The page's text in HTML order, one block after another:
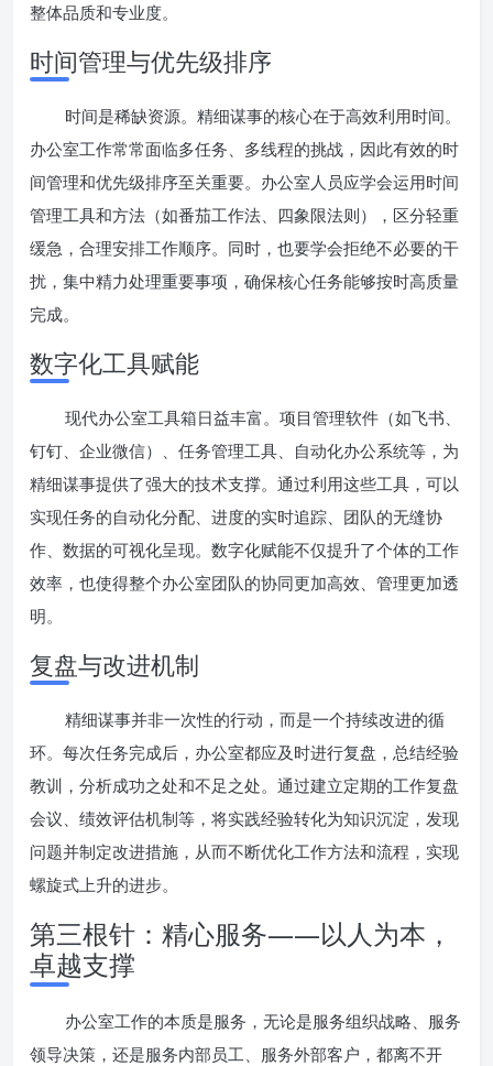
整体品质和专业度。
时间管理与优先级排序
时间是稀缺资源。精细谋事的核心在于高效利用时间。
办公室工作常常面临多任务、多线程的挑战，因此有效的时
间管理和优先级排序至关重要。办公室人员应学会运用时间
管理工具和方法（如番茄工作法、四象限法则），区分轻重
缓急，合理安排工作顺序。同时，也要学会拒绝不必要的干
扰，集中精力处理重要事项，确保核心任务能够按时高质量
完成。
数字化工具赋能
现代办公室工具箱日益丰富。项目管理软件（如飞书、
钉钉、企业微信）、任务管理工具、自动化办公系统等，为
精细谋事提供了强大的技术支撑。通过利用这些工具，可以
实现任务的自动化分配、进度的实时追踪、团队的无缝协
作、数据的可视化呈现。数字化赋能不仅提升了个体的工作
效率，也使得整个办公室团队的协同更加高效、管理更加透
明。
复盘与改进机制
精细谋事并非一次性的行动，而是一个持续改进的循
环。每次任务完成后，办公室都应及时进行复盘，总结经验
教训，分析成功之处和不足之处。通过建立定期的工作复盘
会议、绩效评估机制等，将实践经验转化为知识沉淀，发现
问题并制定改进措施，从而不断优化工作方法和流程，实现
螺旋式上升的进步。
第三根针：精心服务——以人为本，
卓越支撑
办公室工作的本质是服务，无论是服务组织战略、服务
领导决策，还是服务内部员工、服务外部客户，都离不开